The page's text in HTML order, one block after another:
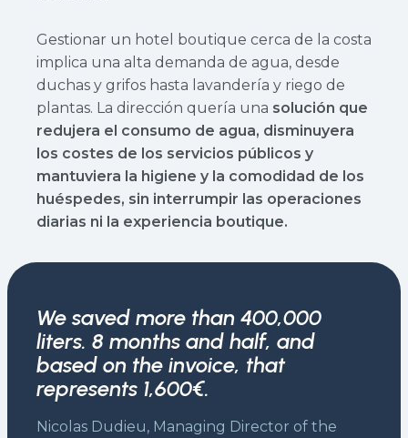
Gestionar un hotel boutique cerca de la costa
implica una alta demanda de agua, desde
duchas y grifos hasta lavandería y riego de
plantas. La dirección quería una solución que
redujera el consumo de agua, disminuyera
los costes de los servicios públicos y
mantuviera la higiene y la comodidad de los
huéspedes, sin interrumpir las operaciones
diarias ni la experiencia boutique.
We saved more than 400,000
liters. 8 months and half, and
based on the invoice, that
represents 1,600€.
Nicolas Dudieu, Managing Director of the